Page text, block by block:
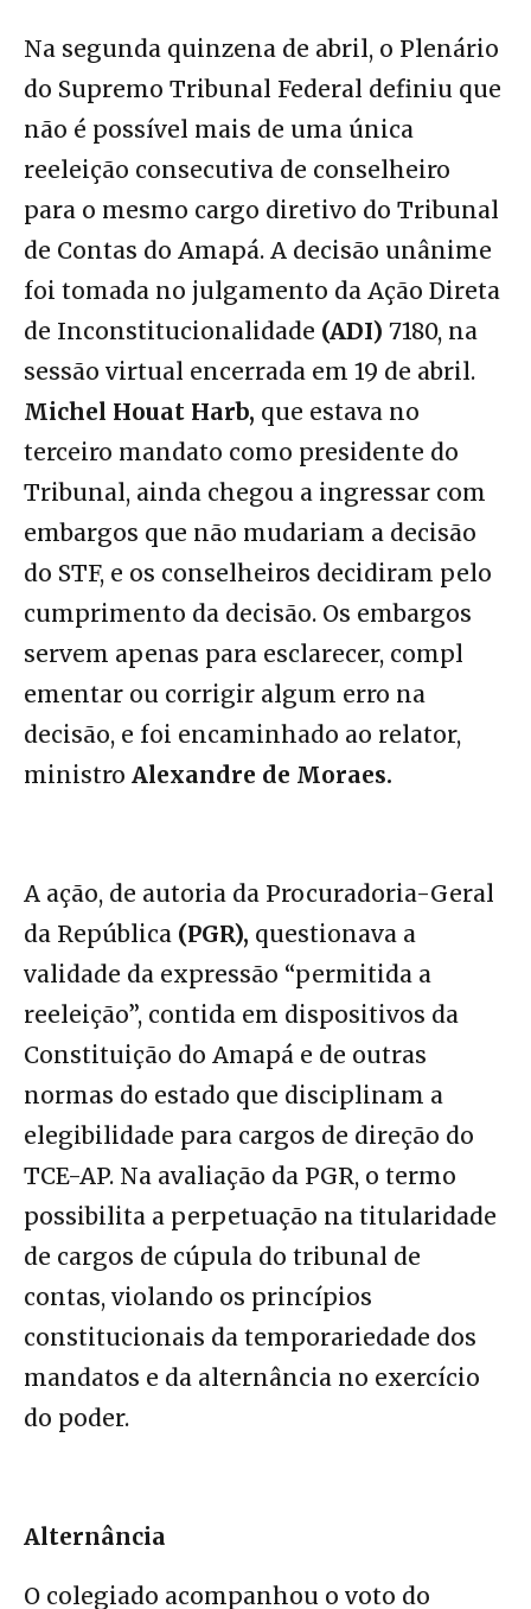
Na segunda quinzena de abril, o Plenário
do Supremo Tribunal Federal definiu que
não é possível mais de uma única
reeleição consecutiva de conselheiro
para o mesmo cargo diretivo do Tribunal
de Contas do Amapá. A decisão unânime
foi tomada no julgamento da Ação Direta
de Inconstitucionalidade (ADI) 7180, na
sessão virtual encerrada em 19 de abril.
Michel Houat Harb, que estava no
terceiro mandato como presidente do
Tribunal, ainda chegou a ingressar com
embargos que não mudariam a decisão
do STF, e os conselheiros decidiram pelo
cumprimento da decisão. Os embargos
servem apenas para esclarecer, compl
ementar ou corrigir algum erro na
decisão, e foi encaminhado ao relator,
ministro Alexandre de Moraes.
A ação, de autoria da Procuradoria-Geral
da República (PGR), questionava a
validade da expressão “permitida a
reeleição”, contida em dispositivos da
Constituição do Amapá e de outras
normas do estado que disciplinam a
elegibilidade para cargos de direção do
TCE-AP. Na avaliação da PGR, o termo
possibilita a perpetuação na titularidade
de cargos de cúpula do tribunal de
contas, violando os princípios
constitucionais da temporariedade dos
mandatos e da alternância no exercício
do poder.
Alternância
O colegiado acompanhou o voto do